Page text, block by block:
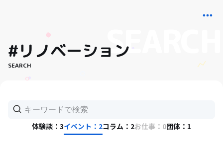
#リノベーション
SEARCH
体験談：3イベント：2コラム：2お仕事：0団体：1